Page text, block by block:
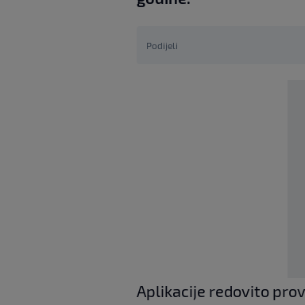
Podijeli
Aplikacije redovito